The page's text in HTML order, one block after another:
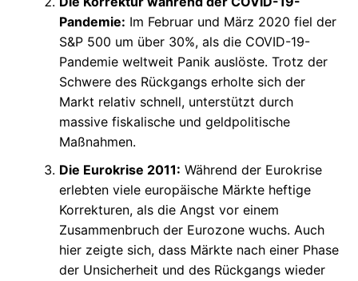
Pandemie: Im Februar und März 2020 fiel der
S&P 500 um über 30%, als die COVID-19-
Pandemie weltweit Panik auslöste. Trotz der
Schwere des Rückgangs erholte sich der
Markt relativ schnell, unterstützt durch
massive fiskalische und geldpolitische
Maßnahmen.
Die Eurokrise 2011: Während der Eurokrise
erlebten viele europäische Märkte heftige
Korrekturen, als die Angst vor einem
Zusammenbruch der Eurozone wuchs. Auch
hier zeigte sich, dass Märkte nach einer Phase
der Unsicherheit und des Rückgangs wieder